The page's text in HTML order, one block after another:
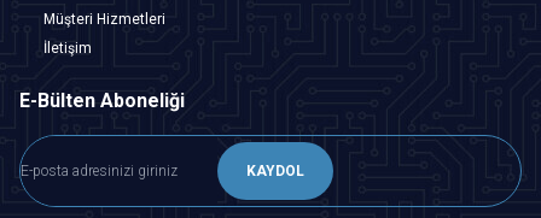
Müşteri Hizmetleri
İletişim
E-Bülten Aboneliği
KAYDOL